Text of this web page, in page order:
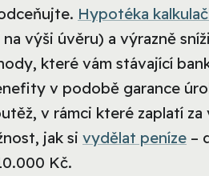
Hypotéka
výši úvěru) a výrazně
které vám stávající
v podobě garance
v rámci které zaplatí za
jak si vydělat peníze –
Kč.